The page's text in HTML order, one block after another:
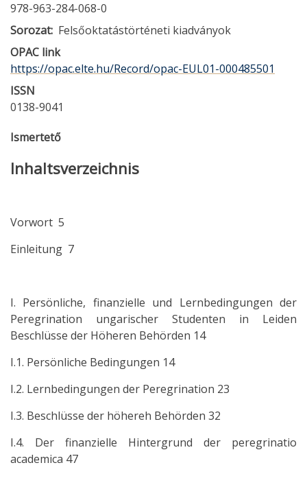
978-963-284-068-0
Sorozat Felsőoktatástörténeti kiadványok
OPAC link
https://opac.elte.hu/Record/opac-EUL01-000485501
ISSN
0138-9041
Ismertető
Inhaltsverzeichnis
Vorwort 5
Einleitung 7
I. Persönliche, finanzielle und Lernbedingungen der
Peregrination ungarischer Studenten in Leiden
Beschlüsse der Höheren Behörden 14
I.1. Persönliche Bedingungen 14
I.2. Lernbedingungen der Peregrination 23
I.3. Beschlüsse der höhereh Behörden 32
I.4. Der finanzielle Hintergrund der peregrinatio
academica 47